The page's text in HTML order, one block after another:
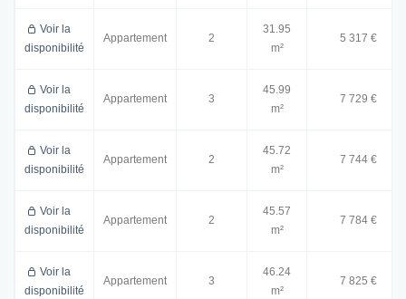
Voir la
disponibilité
Appartement 2
31.95
m²
5 317 €
Voir la
disponibilité
Appartement 3
45.99
m²
7 729 €
Voir la
disponibilité
Appartement 2
45.72
m²
7 744 €
Voir la
disponibilité
Appartement 2
45.57
m²
7 784 €
Voir la
disponibilité
Appartement 3
46.24
m²
7 825 €